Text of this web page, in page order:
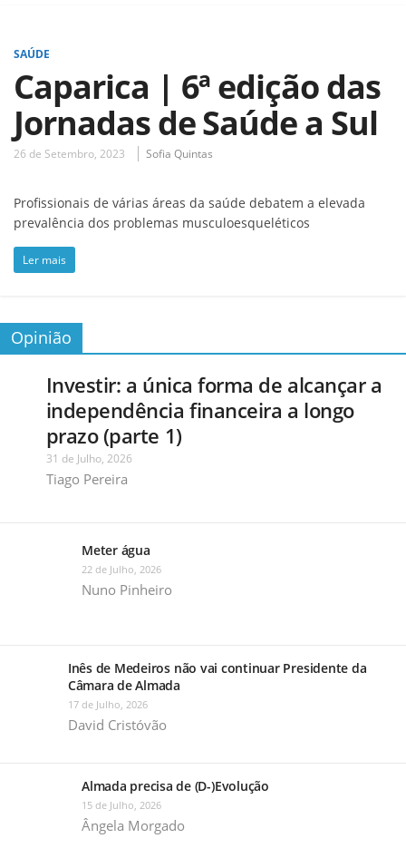
SAÚDE
Caparica | 6ª edição das
Jornadas de Saúde a Sul
26 de Setembro, 2023 Sofia Quintas
Profissionais de várias áreas da saúde debatem a elevada
prevalência dos problemas musculoesqueléticos
Ler mais
Opinião
Investir: a única forma de alcançar a
independência financeira a longo
prazo (parte 1)
31 de Julho, 2026
Tiago Pereira
Meter água
22 de Julho, 2026
Nuno Pinheiro
Inês de Medeiros não vai continuar Presidente da
Câmara de Almada
17 de Julho, 2026
David Cristóvão
Almada precisa de (D-)Evolução
15 de Julho, 2026
Ângela Morgado